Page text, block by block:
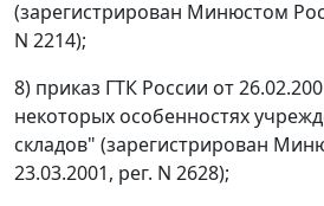
(зарегистрирован Минюстом
N 2214);
8) приказ ГТК России от
некоторых особенностях
складов" (зарегистрирован
23.03.2001, рег. N 2628);